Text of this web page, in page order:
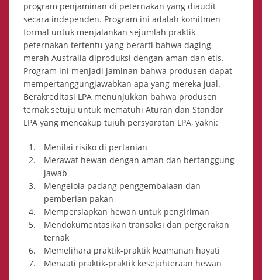
program penjaminan di peternakan yang diaudit
secara independen. Program ini adalah komitmen
formal untuk menjalankan sejumlah praktik
peternakan tertentu yang berarti bahwa daging
merah Australia diproduksi dengan aman dan etis.
Program ini menjadi jaminan bahwa produsen dapat
mempertanggungjawabkan apa yang mereka jual.
Berakreditasi LPA menunjukkan bahwa produsen
ternak setuju untuk mematuhi Aturan dan Standar
LPA yang mencakup tujuh persyaratan LPA, yakni:
Menilai risiko di pertanian
Merawat hewan dengan aman dan bertanggung
jawab
Mengelola padang penggembalaan dan
pemberian pakan
Mempersiapkan hewan untuk pengiriman
Mendokumentasikan transaksi dan pergerakan
ternak
Memelihara praktik-praktik keamanan hayati
Menaati praktik-praktik kesejahteraan hewan